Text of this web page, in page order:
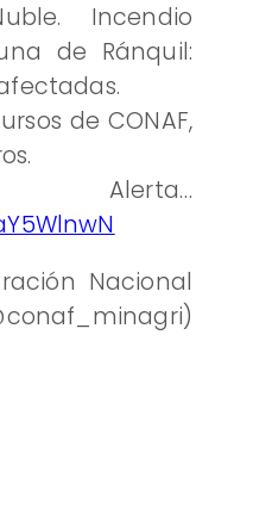
Incendio
de Ránquil:
de CONAF,
Nacional